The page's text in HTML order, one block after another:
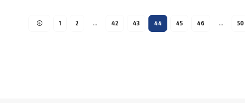
1 2 … 42 43 44 45 46 … 50